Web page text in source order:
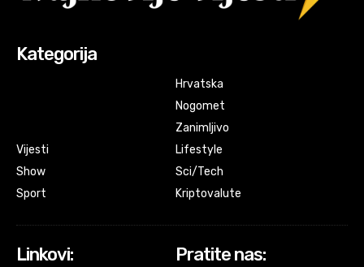
Kategorija
Vijesti
Show
Sport
Hrvatska
Nogomet
Zanimljivo
Lifestyle
Sci/Tech
Kriptovalute
Linkovi: Pratite nas: